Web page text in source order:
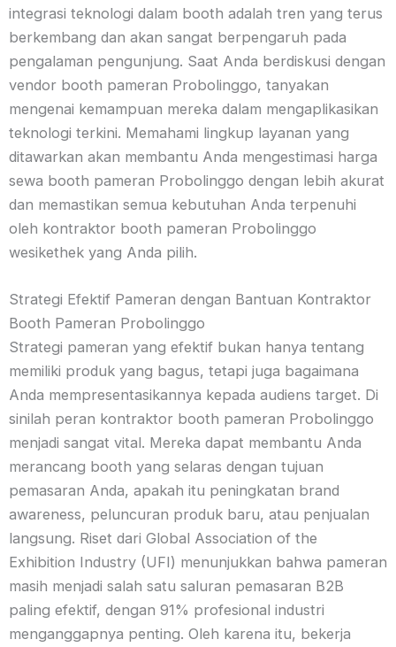
integrasi teknologi dalam booth adalah tren yang terus
berkembang dan akan sangat berpengaruh pada
pengalaman pengunjung. Saat Anda berdiskusi dengan
vendor booth pameran Probolinggo, tanyakan
mengenai kemampuan mereka dalam mengaplikasikan
teknologi terkini. Memahami lingkup layanan yang
ditawarkan akan membantu Anda mengestimasi harga
sewa booth pameran Probolinggo dengan lebih akurat
dan memastikan semua kebutuhan Anda terpenuhi
oleh kontraktor booth pameran Probolinggo
wesikethek yang Anda pilih.
Strategi Efektif Pameran dengan Bantuan Kontraktor
Booth Pameran Probolinggo
Strategi pameran yang efektif bukan hanya tentang
memiliki produk yang bagus, tetapi juga bagaimana
Anda mempresentasikannya kepada audiens target. Di
sinilah peran kontraktor booth pameran Probolinggo
menjadi sangat vital. Mereka dapat membantu Anda
merancang booth yang selaras dengan tujuan
pemasaran Anda, apakah itu peningkatan brand
awareness, peluncuran produk baru, atau penjualan
langsung. Riset dari Global Association of the
Exhibition Industry (UFI) menunjukkan bahwa pameran
masih menjadi salah satu saluran pemasaran B2B
paling efektif, dengan 91% profesional industri
menganggapnya penting. Oleh karena itu, bekerja